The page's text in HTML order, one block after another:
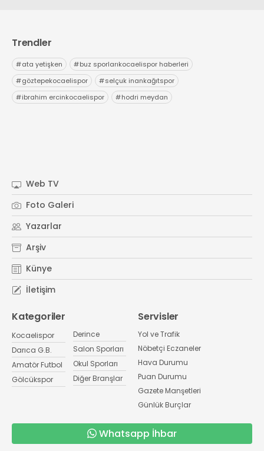
Trendler
#ata yetişken #buz sporlarıkocaelispor haberleri
#göztepekocaelispor #selçuk inankağıtspor
#ibrahim ercinkocaelispor #hodri meydan
Web TV
Foto Galeri
Yazarlar
Arşiv
Künye
İletişim
Kategoriler
Kocaelispor
Darıca G.B.
Amatör Futbol
Gölcükspor
Derince
Salon Sporları
Okul Sporları
Diğer Branşlar
Servisler
Yol ve Trafik
Nöbetçi Eczaneler
Hava Durumu
Puan Durumu
Gazete Manşetleri
Günlük Burçlar
Whatsapp İhbar